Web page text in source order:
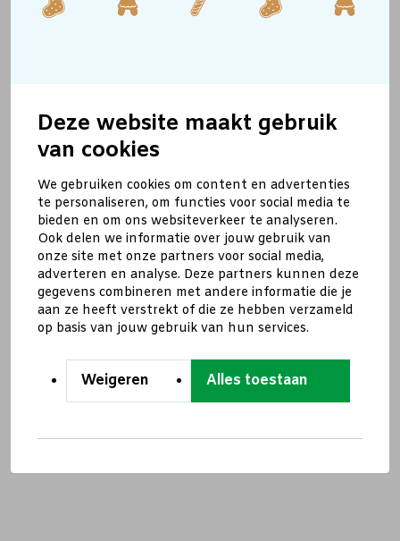
Deze website maakt gebruik
van cookies
We gebruiken cookies om content en advertenties
te personaliseren, om functies voor social media te
bieden en om ons websiteverkeer te analyseren.
Ook delen we informatie over jouw gebruik van
onze site met onze partners voor social media,
adverteren en analyse. Deze partners kunnen deze
gegevens combineren met andere informatie die je
aan ze heeft verstrekt of die ze hebben verzameld
op basis van jouw gebruik van hun services.
Weigeren Alles toestaan